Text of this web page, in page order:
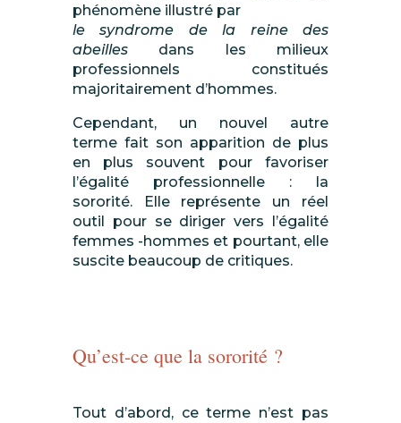
phénomène illustré par
le syndrome de la reine des
abeillesdans les milieux
professionnels constitués
majoritairement d’hommes.
Cependant, un nouvel autre
terme fait son apparition de plus
en plus souvent pour favoriser
l’égalité professionnelle : la
sororité. Elle représente un réel
outil pour se diriger vers l’égalité
femmes -hommes et pourtant, elle
suscite beaucoup de critiques.
Qu’est-ce que la sororité ?
Tout d’abord, ce terme n’est pas